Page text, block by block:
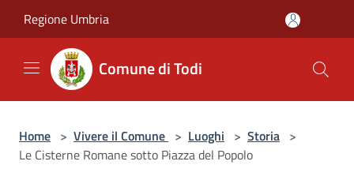
Regione Umbria
Comune di Todi
Home > Vivere il Comune > Luoghi > Storia >
Le Cisterne Romane sotto Piazza del Popolo